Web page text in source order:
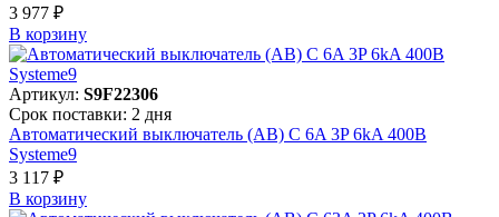
3 977 ₽
В корзинy
Артикул: S9F22306
Срок поставки: 2 дня
Автоматический выключатель (АВ) C 6A 3P 6kA 400В
Systeme9
3 117 ₽
В корзинy